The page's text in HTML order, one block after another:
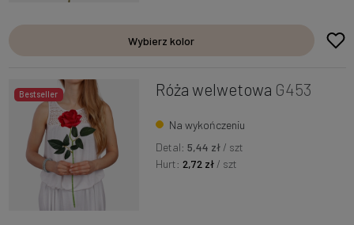
Wybierz kolor
Bestseller Róża welwetowa G453
Na wykończeniu
Detal: 5,44 zł / szt
Hurt:2,72 zł / szt